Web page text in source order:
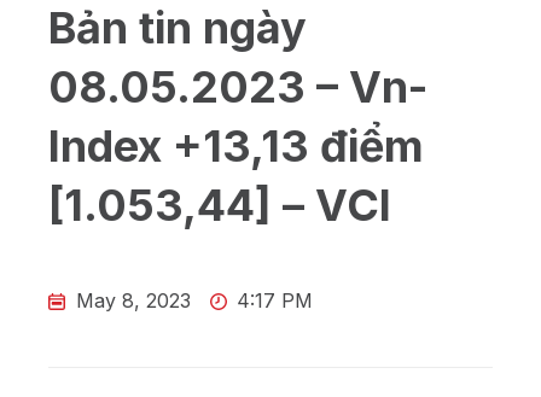
Bản tin ngày
08.05.2023 – Vn-
Index +13,13 điểm
[1.053,44] – VCI
May 8, 2023 4:17 PM